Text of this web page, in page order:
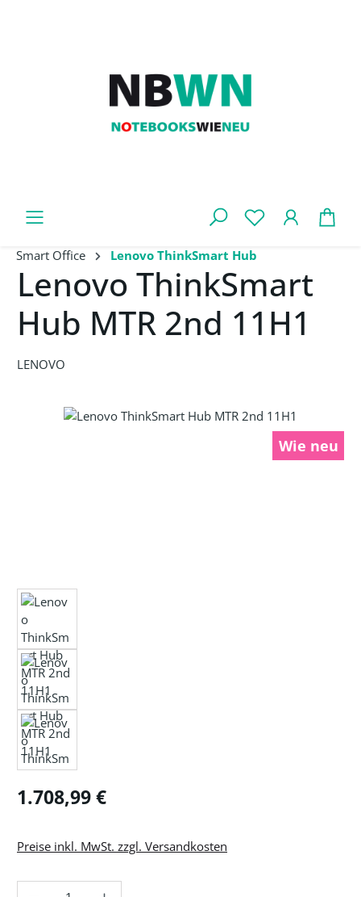
Smart Office Lenovo ThinkSmart Hub
Lenovo ThinkSmart
Hub MTR 2nd 11H1
LENOVO
Bildergalerie überspringen
Wie neu
Regulärer Preis:
1.708,99 €
Preise inkl. MwSt. zzgl. Versandkosten